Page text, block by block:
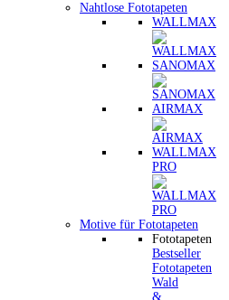
Nahtlose Fototapeten
WALLMAX
SANOMAX
AIRMAX
WALLMAX
PRO
Motive für Fototapeten
Fototapeten
Bestseller
Fototapeten
Wald
&